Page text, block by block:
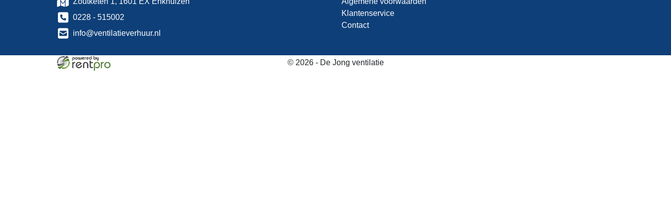
0228 - 515002
info@ventilatieverhuur.nl
Klantenservice
Contact
© 2026 - De Jong ventilatie